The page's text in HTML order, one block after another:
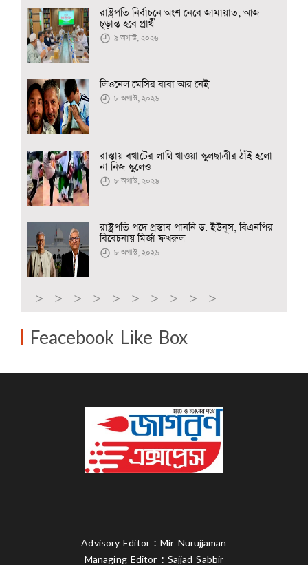
রাষ্ট্রপতি নির্বাচনে অংশ নেবে জামায়াত, আজ
চূড়ান্ত হবে প্রার্থী
৯ অগাস্ট, ২০২৬
লিওনেল মেসির বাবা আর নেই
৮ অগাস্ট, ২০২৬
রাস্তায় বখাটের লাথি খাওয়া স্কুলছাত্রীর ঠাঁই হলো
না নিজ স্কুলেও
৮ অগাস্ট, ২০২৬
রাষ্ট্রপতি পদে প্রস্তাব পাননি ড. ইউনূস, বিএনপির
বিবেচনায় মির্জা ফখরুল
৮ অগাস্ট, ২০২৬
--> --> --> --> --> --> --> --> --> -->
Feacebook Like Box
Advisory Editor : Mir Nurujjaman
Managing Editor : Sajjad Sabbir